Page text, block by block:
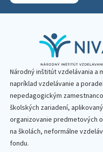
Národný inštitút vzdelávania a
napríklad vzdelávanie a
nepedagogickým
školských zariadení,
organizovanie predmetových
na školách, neformálne
fondu.